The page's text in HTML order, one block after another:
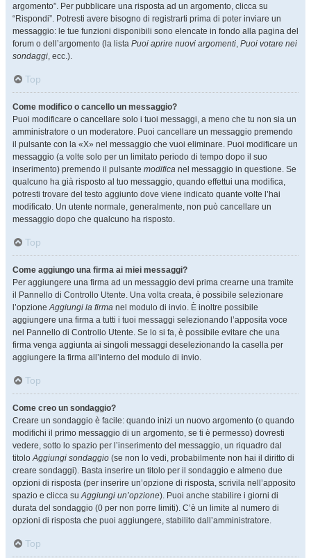
argomento”. Per pubblicare una risposta ad un argomento, clicca su
“Rispondi”. Potresti avere bisogno di registrarti prima di poter inviare un
messaggio: le tue funzioni disponibili sono elencate in fondo alla pagina del
forum o dell’argomento (la lista Puoi aprire nuovi argomenti, Puoi votare nei
sondaggi, ecc.).
Top
Come modifico o cancello un messaggio?
Puoi modificare o cancellare solo i tuoi messaggi, a meno che tu non sia un
amministratore o un moderatore. Puoi cancellare un messaggio premendo
il pulsante con la «X» nel messaggio che vuoi eliminare. Puoi modificare un
messaggio (a volte solo per un limitato periodo di tempo dopo il suo
inserimento) premendo il pulsante modifica nel messaggio in questione. Se
qualcuno ha già risposto al tuo messaggio, quando effettui una modifica,
potresti trovare del testo aggiunto dove viene indicato quante volte l’hai
modificato. Un utente normale, generalmente, non può cancellare un
messaggio dopo che qualcuno ha risposto.
Top
Come aggiungo una firma ai miei messaggi?
Per aggiungere una firma ad un messaggio devi prima crearne una tramite
il Pannello di Controllo Utente. Una volta creata, è possibile selezionare
l’opzioneAggiungi la firma nel modulo di invio. È inoltre possibile
aggiungere una firma a tutti i tuoi messaggi selezionando l’apposita voce
nel Pannello di Controllo Utente. Se lo si fa, è possibile evitare che una
firma venga aggiunta ai singoli messaggi deselezionando la casella per
aggiungere la firma all’interno del modulo di invio.
Top
Come creo un sondaggio?
Creare un sondaggio è facile: quando inizi un nuovo argomento (o quando
modifichi il primo messaggio di un argomento, se ti è permesso) dovresti
vedere, sotto lo spazio per l’inserimento del messaggio, un riquadro dal
titoloAggiungi sondaggio (se non lo vedi, probabilmente non hai il diritto di
creare sondaggi). Basta inserire un titolo per il sondaggio e almeno due
opzioni di risposta (per inserire un’opzione di risposta, scrivila nell’apposito
spazio e clicca suAggiungi un’opzione). Puoi anche stabilire i giorni di
durata del sondaggio (0 per non porre limiti). C’è un limite al numero di
opzioni di risposta che puoi aggiungere, stabilito dall’amministratore.
Top